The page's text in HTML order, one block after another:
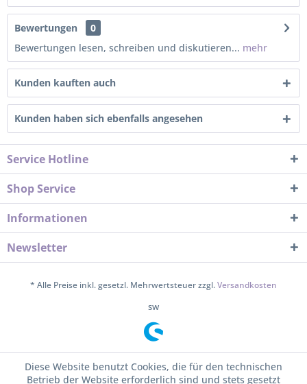
Bewertungen
0
Bewertungen lesen, schreiben und diskutieren... mehr
Kunden kauften auch
Kunden haben sich ebenfalls angesehen
Service Hotline
Shop Service
Informationen
Newsletter
* Alle Preise inkl. gesetzl. Mehrwertsteuer zzgl.Versandkosten
sw
Diese Website benutzt Cookies, die für den technischen
Betrieb der Website erforderlich sind und stets gesetzt